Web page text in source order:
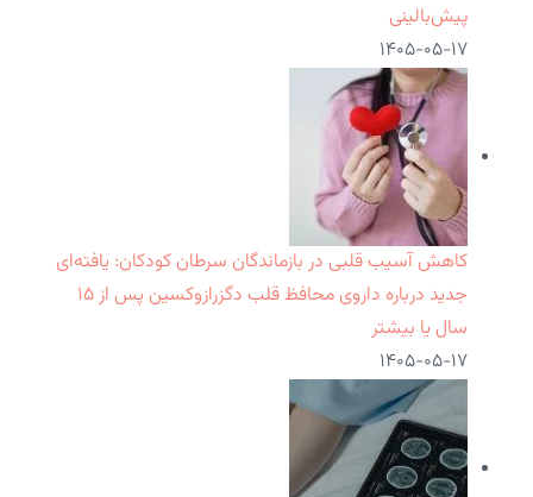
پیش‌بالینی
۱۴۰۵-۰۵-۱۷
کاهش آسیب قلبی در بازماندگان سرطان کودکان: یافته‌ای
جدید درباره داروی محافظ قلب دگزرازوکسین پس از ۱۵
سال یا بیشتر
۱۴۰۵-۰۵-۱۷